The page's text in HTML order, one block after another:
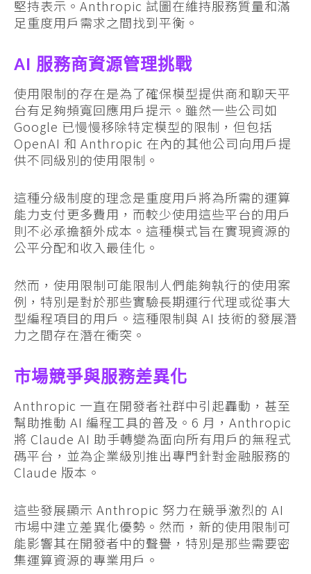
堅持表示。Anthropic 試圖在維持服務質量和滿
足重度用戶需求之間找到平衡。
AI 服務商資源管理挑戰
使用限制的存在是為了確保模型提供商和聊天平
台有足夠頻寬回應用戶提示。雖然一些公司如
Google 已慢慢移除特定模型的限制，但包括
OpenAI 和 Anthropic 在內的其他公司向用戶提
供不同級別的使用限制。
這種分級制度的理念是重度用戶將為所需的運算
能力支付更多費用，而較少使用這些平台的用戶
則不必承擔額外成本。這種模式旨在實現資源的
公平分配和收入最佳化。
然而，使用限制可能限制人們能夠執行的使用案
例，特別是對於那些實驗長期運行代理或從事大
型編程項目的用戶。這種限制與 AI 技術的發展潛
力之間存在潛在衝突。
市場競爭與服務差異化
Anthropic 一直在開發者社群中引起轟動，甚至
幫助推動 AI 編程工具的普及。6 月，Anthropic
將 Claude AI 助手轉變為面向所有用戶的無程式
碼平台，並為企業級別推出專門針對金融服務的
Claude 版本。
這些發展顯示 Anthropic 努力在競爭激烈的 AI
市場中建立差異化優勢。然而，新的使用限制可
能影響其在開發者中的聲譽，特別是那些需要密
集運算資源的專業用戶。